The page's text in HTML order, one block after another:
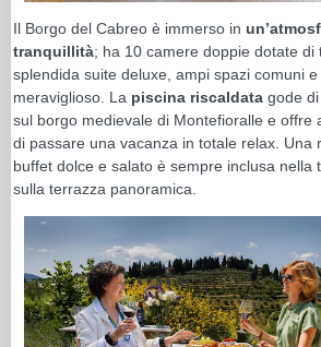
Il Borgo del Cabreo è immerso in
tranquillità; ha 10 camere doppie dotate di
splendida suite deluxe, ampi spazi comuni
meraviglioso. La piscina riscaldata gode
sul borgo medievale di Montefioralle e offre
di passare una vacanza in totale relax. Una
buffet dolce e salato è sempre inclusa nella
sulla terrazza panoramica.